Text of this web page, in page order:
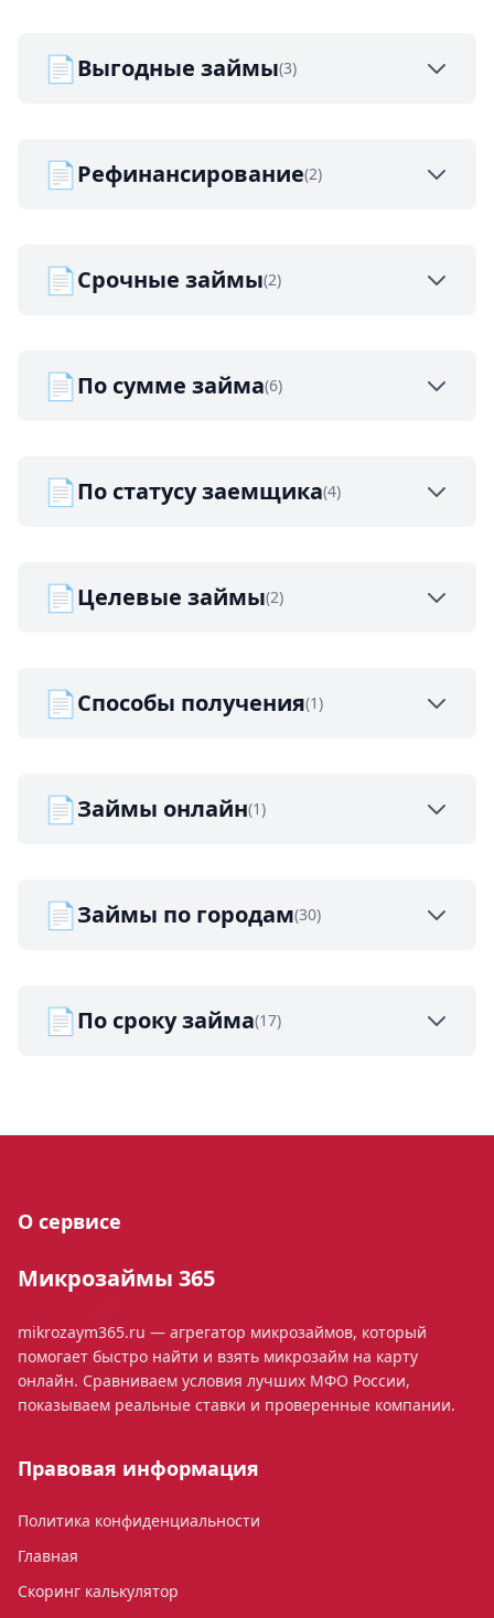
📄Выгодные займы(3)
📄Рефинансирование(2)
📄Срочные займы(2)
📄По сумме займа(6)
📄По статусу заемщика(4)
📄Целевые займы(2)
📄Способы получения(1)
📄Займы онлайн(1)
📄Займы по городам(30)
📄По сроку займа(17)
О сервисе
Микрозаймы 365
mikrozaym365.ru — агрегатор микрозаймов, который
помогает быстро найти и взять микрозайм на карту
онлайн. Сравниваем условия лучших МФО России,
показываем реальные ставки и проверенные компании.
Правовая информация
Политика конфиденциальности
Главная
Скоринг калькулятор